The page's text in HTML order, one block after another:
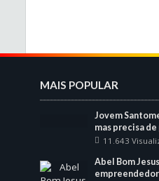
MAIS POPULAR
Jovem
mas precisa
11.643
Abel Bom
empreendedor